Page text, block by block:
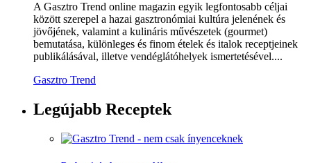
A Gasztro Trend online magazin egyik legfontosabb céljai
között szerepel a hazai gasztronómiai kultúra jelenének és
jövőjének, valamint a kulináris művészetek (gourmet)
bemutatása, különleges és finom ételek és italok receptjeinek
publikálásával, illetve vendéglátóhelyek ismertetésével....
Gasztro Trend
Legújabb Receptek